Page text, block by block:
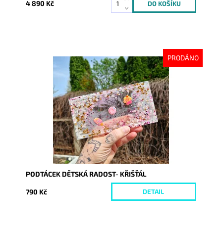
4 890 Kč
PRODÁNO
Vyprodáno
10203
PODTÁCEK DĚTSKÁ RADOST- KŘIŠŤÁL
790 Kč DETAIL